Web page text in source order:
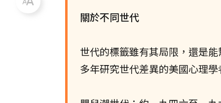
關於不同世代
世代的標籤雖有其局限，還是
多年研究世代差異的美國心理